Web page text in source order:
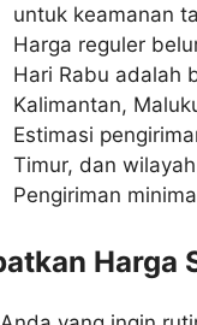
untuk keamanan
Harga reguler
Hari Rabu adalah
Kalimantan,
Estimasi
Timur, dan
Pengiriman
Harga